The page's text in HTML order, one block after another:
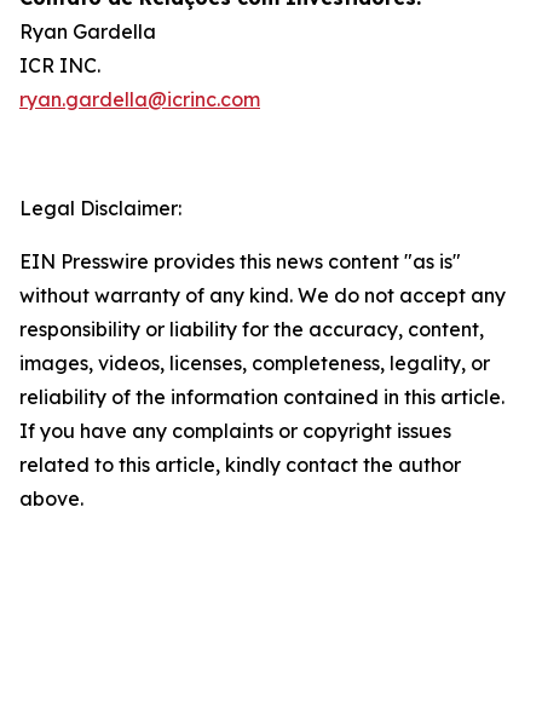
Ryan Gardella
ICR INC.
ryan.gardella@icrinc.com
Legal Disclaimer:
EIN Presswire provides this news content "as is"
without warranty of any kind. We do not accept any
responsibility or liability for the accuracy, content,
images, videos, licenses, completeness, legality, or
reliability of the information contained in this article.
If you have any complaints or copyright issues
related to this article, kindly contact the author
above.